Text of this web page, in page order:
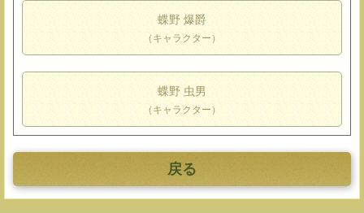
蝶野 爆爵
（キャラクター）
蝶野 虫男
（キャラクター）
戻る